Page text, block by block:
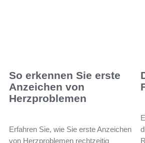
So erkennen Sie erste
Anzeichen von
Herzproblemen
Erfahren Sie, wie Sie erste Anzeichen
von Herzproblemen rechtzeitig